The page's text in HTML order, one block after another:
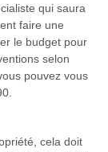
qui saura
faire une
le budget pour
selon
pouvez vous
cela doit